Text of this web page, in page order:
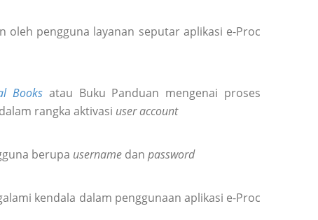
oleh pengguna layanan seputar aplikasi e-Proc
Books atau Buku Panduan mengenai proses
rangka aktivasi user account
berupa username dan password
kendala dalam penggunaan aplikasi e-Proc